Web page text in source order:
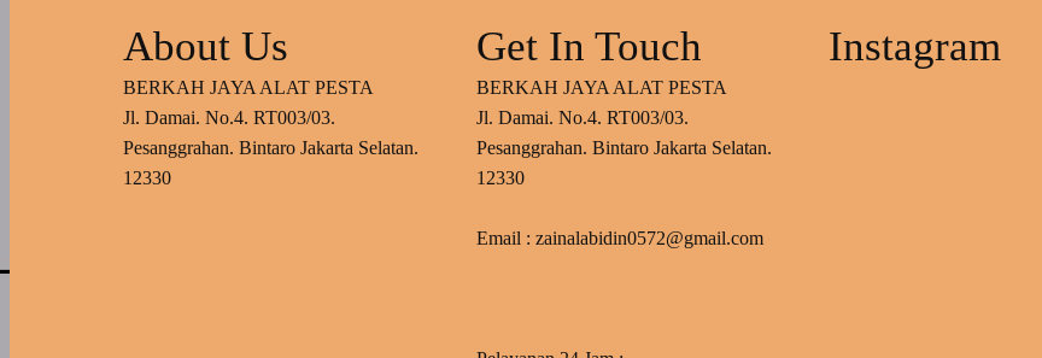
About Us
BERKAH JAYA ALAT PESTA
Jl. Damai. No.4. RT003/03.
Pesanggrahan. Bintaro Jakarta Selatan.
12330
Get In Touch
BERKAH JAYA ALAT PESTA
Jl. Damai. No.4. RT003/03.
Pesanggrahan. Bintaro Jakarta Selatan.
12330
Email : zainalabidin0572@gmail.com
Instagram